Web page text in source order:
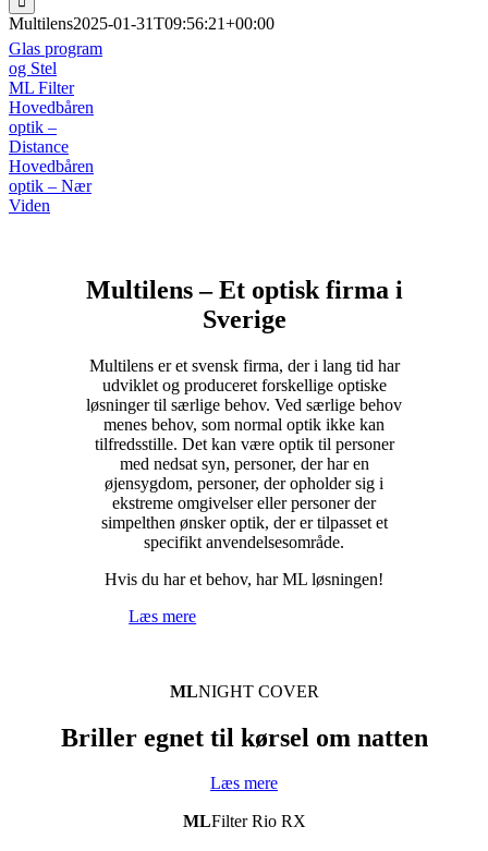
Multilens2025-01-31T09:56:21+00:00
Glas program
og Stel
ML Filter
Hovedbåren
optik –
Distance
Hovedbåren
optik – Nær
Viden
Multilens – Et optisk firma i
Sverige
Multilens er et svensk firma, der i lang tid har
udviklet og produceret forskellige optiske
løsninger til særlige behov. Ved særlige behov
menes behov, som normal optik ikke kan
tilfredsstille. Det kan være optik til personer
med nedsat syn, personer, der har en
øjensygdom, personer, der opholder sig i
ekstreme omgivelser eller personer der
simpelthen ønsker optik, der er tilpasset et
specifikt anvendelsesområde.
Hvis du har et behov, har ML løsningen!
Læs mere
MLNIGHT COVER
Briller egnet til kørsel om natten
Læs mere
MLFilter Rio RX